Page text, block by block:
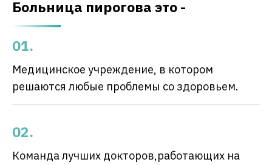
Больница пирогова это -
Медицинское учреждение, в котором
решаются любые проблемы со здоровьем.
Команда лучших докторов,работающих на